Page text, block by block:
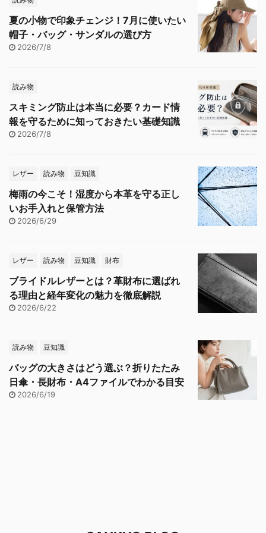
夏の小物で印象チェンジ！7月に使いたい
帽子・バッグ・サンダルの選び方
2026/7/8
読み物
スキミング防止は本当に必要？カード情
報を守るために知っておきたい基礎知識
2026/7/8
レザー 読み物 豆知識
梅雨の今こそ！湿度から本革を守る正し
いお手入れと保管方法
2026/6/29
レザー 読み物 豆知識 財布
ブライドルレザーとは？革財布に選ばれ
る理由と経年変化の魅力を徹底解説
2026/6/22
読み物 豆知識
バッグの大きさはどう選ぶ？折りたたみ
日傘・長財布・A4ファイルでわかる目安
2026/6/19